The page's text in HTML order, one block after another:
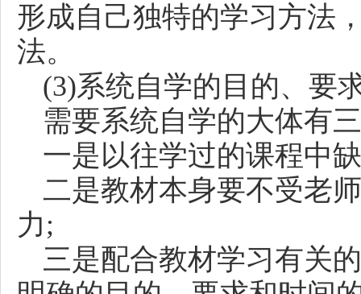
形成自己独特的学习方法
法。
(3)系统自学的目的、要
需要系统自学的大体有
一是以往学过的课程中
二是教材本身要不受老
力;
三是配合教材学习有关